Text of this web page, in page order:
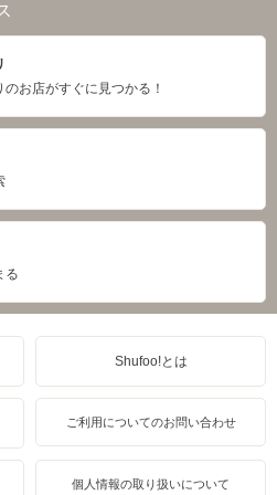
お店がすぐに見つかる！
る
Shufoo!とは
ご利用についてのお問い合わせ
個人情報の取り扱いについて